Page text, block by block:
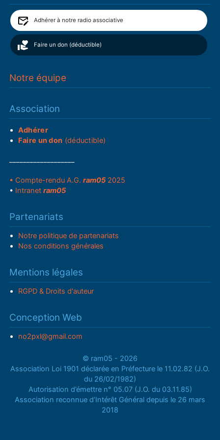
Adhérer à notre radio associative
Faire un don (déductible)
Notre équipe
Association
Adhérer
Faire un don (déductible)
• Compte-rendu A.G.ram05 2025
• Intranetram05
Partenariats
Notre politique de partenariats
Nos conditions générales
Mentions légales
RGPD & Droits d'auteur
Conception Web
no2pxl@gmail.com
© ram05 - 2026
Association Loi 1901 déclarée en Préfecture le 11.02.82 (J.O.
du 26/02/1982)
Autorisation d’émettre n° 05.07 (J.O. du 03.11.85)
Association reconnue d’Intérêt Général depuis le 26 mars
2018